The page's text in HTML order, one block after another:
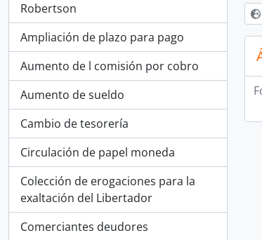
Robertson
Ampliación de plazo para pago
Aumento de l comisión por cobro
Aumento de sueldo
Cambio de tesorería
Circulación de papel moneda
Colección de erogaciones para la
exaltación del Libertador
Comerciantes deudores